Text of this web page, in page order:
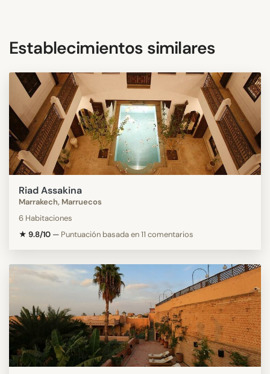
Establecimientos similares
Riad Assakina
Marrakech, Marruecos
6 Habitaciones
★ 9.8/10 — Puntuación basada en 11 comentarios